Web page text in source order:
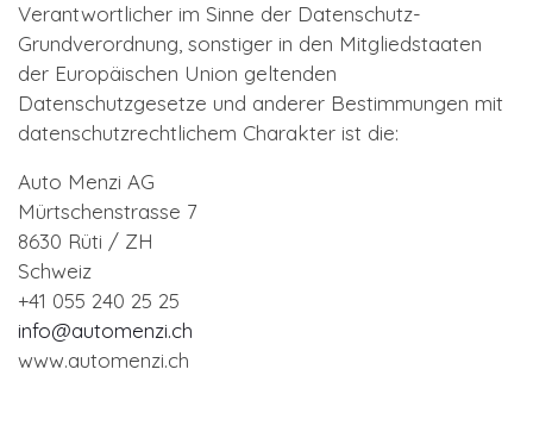
Verantwortlicher im Sinne der Datenschutz-
Grundverordnung, sonstiger in den Mitgliedstaaten
der Europäischen Union geltenden
Datenschutzgesetze und anderer Bestimmungen mit
datenschutzrechtlichem Charakter ist die:
Auto Menzi AG
Mürtschenstrasse 7
8630 Rüti / ZH
Schweiz
+41 055 240 25 25
info@automenzi.ch
www.automenzi.ch